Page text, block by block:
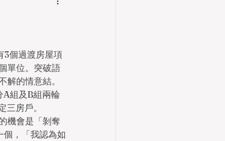
3個過渡房屋項
單位。突破語
的情意結。
組及B組兩輪
房戶。
機會是「剝奪
個，「我認為如